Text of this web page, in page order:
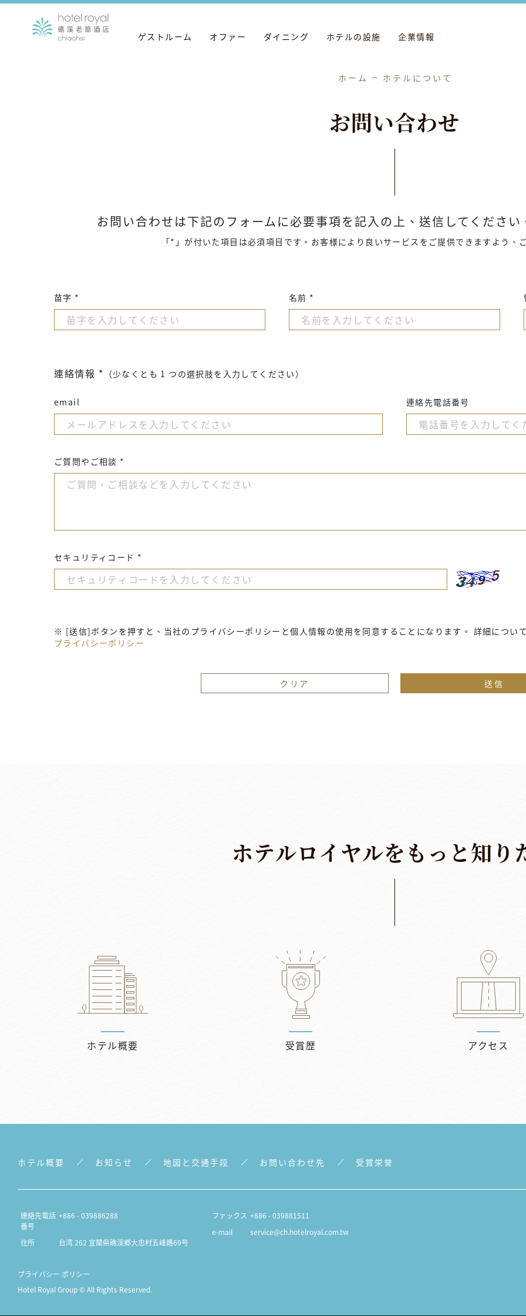
ゲストルーム オファー ダイニング ホテルの設施 企業情報
ホーム ホテルについて
お問い合わせ
お問い合わせは下記のフォームに必要事項を記入の上、送信してくださ
「*」が付いた項目は必須項目です。お客様により良いサービスをご提供できますよう、
苗字 * 名前 *
連絡情報 * （少なくとも 1 つの選択肢を入力してください）
email 連絡先電話番号
ご質問やご相談 *
セキュリティコード *
※ [送信]ボタンを押すと、当社のプライバシーポリシーと個人情報の使用を同意することになります。 詳細につい
プライバシーポリシー
クリア 送信
ホテルロイ ヤルをも っ と知 り
ホテル概要 受賞歴 アクセス
ホテル概要 お知らせ 地図と交通手段 お問い合わせ先 受賞栄誉
連絡先電話
番号
+886 - 039886288
住所 台湾 262 宜蘭県礁渓郷大忠村五峰路69号
ファックス +886 - 039881511
e-mail
service@ch.hotelroyal.com.tw
プライバシー ポリシー
Hotel Royal Group © All Rights Reserved.